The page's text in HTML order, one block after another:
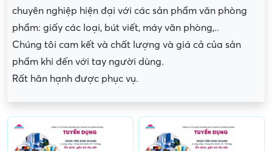
chuyên nghiệp hiện đại với các sản phẩm văn phòng
phẩm: giấy các loại, bút viết, máy văn phòng,..
Chúng tôi cam kết và chất lượng và giá cả của sản
phẩm khi đến với tay người dùng.
Rất hân hạnh được phục vụ.